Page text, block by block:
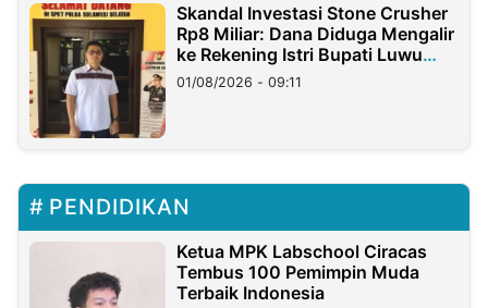
Skandal Investasi Stone Crusher
Rp8 Miliar: Dana Diduga Mengalir
ke Rekening Istri Bupati Luwu
Timur
01/08/2026 - 09:11
PENDIDIKAN
Ketua MPK Labschool Ciracas
Tembus 100 Pemimpin Muda
Terbaik Indonesia